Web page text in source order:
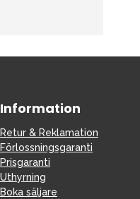
Information
Retur & Reklamation
Förlossningsgaranti
Prisgaranti
Uthyrning
Boka säljare